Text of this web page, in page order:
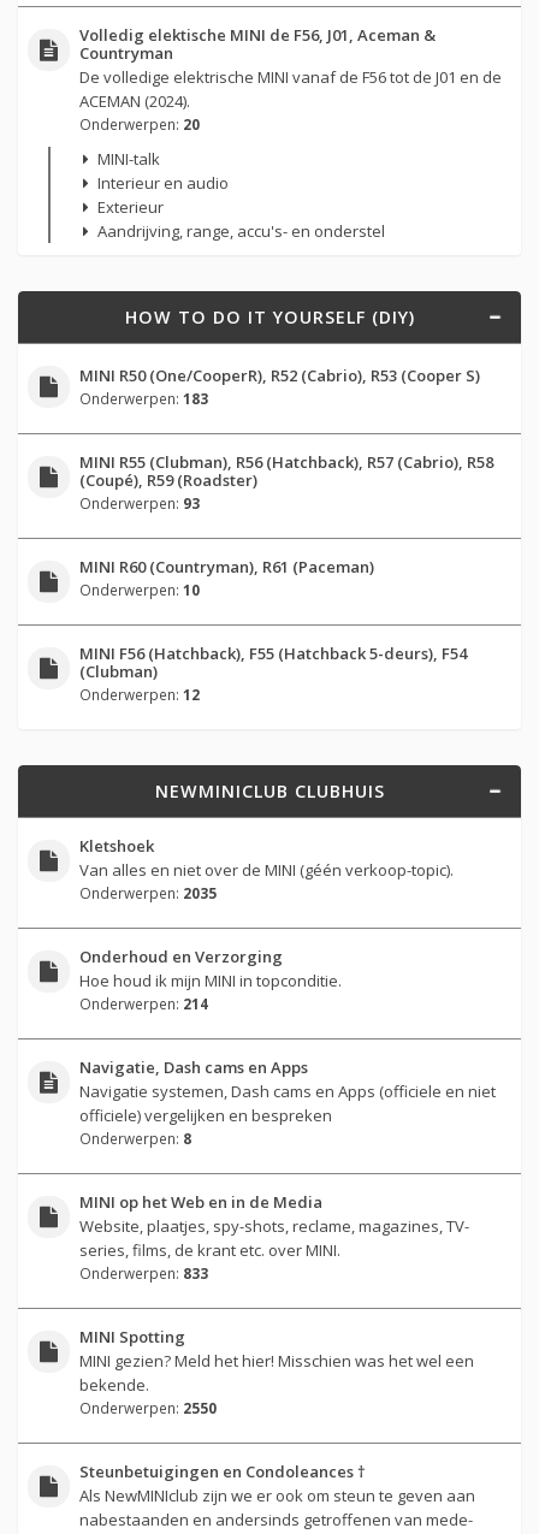
Volledig elektische MINI de F56, J01, Aceman &
Countryman
De volledige elektrische MINI vanaf de F56 tot de J01 en de
ACEMAN (2024).
Onderwerpen: 20
MINI-talk
Interieur en audio
Exterieur
Aandrijving, range, accu's- en onderstel
HOW TO DO IT YOURSELF (DIY)
MINI R50 (One/CooperR), R52 (Cabrio), R53 (Cooper S)
Onderwerpen: 183
MINI R55 (Clubman), R56 (Hatchback), R57 (Cabrio), R58
(Coupé), R59 (Roadster)
Onderwerpen: 93
MINI R60 (Countryman), R61 (Paceman)
Onderwerpen: 10
MINI F56 (Hatchback), F55 (Hatchback 5-deurs), F54
(Clubman)
Onderwerpen: 12
NEWMINICLUB CLUBHUIS
Kletshoek
Van alles en niet over de MINI (géén verkoop-topic).
Onderwerpen: 2035
Onderhoud en Verzorging
Hoe houd ik mijn MINI in topconditie.
Onderwerpen: 214
Navigatie, Dash cams en Apps
Navigatie systemen, Dash cams en Apps (officiele en niet
officiele) vergelijken en bespreken
Onderwerpen: 8
MINI op het Web en in de Media
Website, plaatjes, spy-shots, reclame, magazines, TV-
series, films, de krant etc. over MINI.
Onderwerpen: 833
MINI Spotting
MINI gezien? Meld het hier! Misschien was het wel een
bekende.
Onderwerpen: 2550
Steunbetuigingen en Condoleances †
Als NewMINIclub zijn we er ook om steun te geven aan
nabestaanden en andersinds getroffenen van mede-